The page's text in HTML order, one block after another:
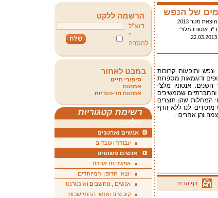
של הנפש
הוצאת מטר 2013
ד"ר אנטוניו מלצ'י
22.03.2013
ותופעות קרובות
ודוגמאות מספרות
אנטוניו מלצ'י
והחברתיים שממשיכים
המחלות שהן תוצרים
לנו ללא הרף
והן אחרים .
דף הבית
הרשמה ללקט
דוא"ל
*
להסרה
במבט לאחור
סיפורי חיים
אמהות
אמהות חד-הוריות
רשימת קטגוריות
מלאה
אנשים וארגונים
עבודה ועובדים
אנשים פשוטים
אפשר גם אחרת
יוצאי הדופן והמיוחדים
אנשים , מחשבים ואינטרנט
קיבוצים ואנשי ההתיישבות